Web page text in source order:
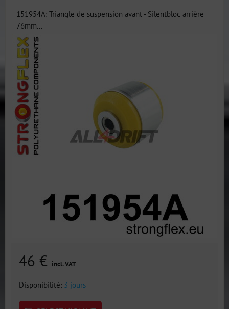
151954A: Triangle de suspension avant - Silentbloc arrière
76mm...
46 € incl. VAT
Disponibilité: 3 jours